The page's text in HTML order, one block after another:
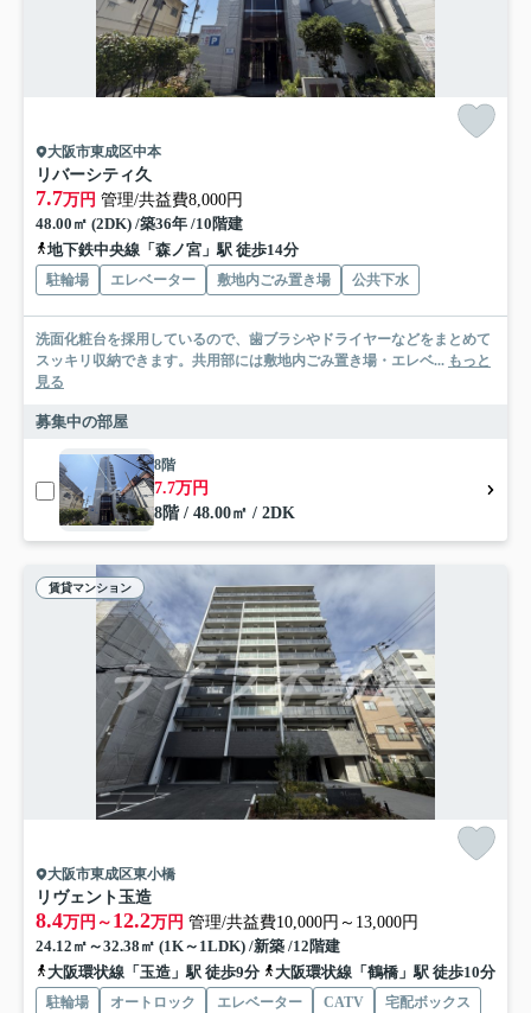
大阪市東成区中本
リバーシティ久
7.7万円 管理/共益費8,000円
48.00㎡ (2DK) /築36年 /10階建
地下鉄中央線「森ノ宮」駅 徒歩14分
駐輪場 エレベーター 敷地内ごみ置き場 公共下水
洗面化粧台を採用しているので、歯ブラシやドライヤーなどをまとめて
スッキリ収納できます。共用部には敷地内ごみ置き場・エレベ... もっと
見る
募集中の部屋
8階
7.7万円
8階 / 48.00㎡ / 2DK
賃貸マンション
大阪市東成区東小橋
リヴェント玉造
8.4万円～ 12.2万円 管理/共益費10,000円～13,000円
24.12㎡～32.38㎡ (1K～1LDK) /新築 /12階建
大阪環状線「玉造」駅 徒歩9分
大阪環状線「鶴橋」駅 徒歩10分
駐輪場 オートロック エレベーター CATV
宅配ボックス